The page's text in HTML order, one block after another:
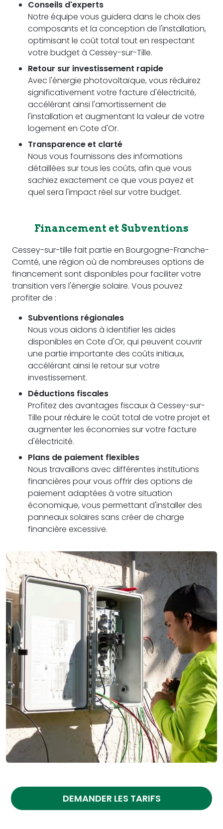
Conseils d'experts
Notre équipe vous guidera dans le choix des
composants et la conception de l'installation,
optimisant le coût total tout en respectant
votre budget à Cessey-sur-Tille.
Retour sur investissement rapide
Avec l'énergie photovoltaïque, vous réduirez
significativement votre facture d'électricité,
accélérant ainsi l'amortissement de
l'installation et augmentant la valeur de votre
logement en Cote d'Or.
Transparence et clarté
Nous vous fournissons des informations
détaillées sur tous les coûts, afin que vous
sachiez exactement ce que vous payez et
quel sera l'impact réel sur votre budget.
Financement et Subventions
Cessey-sur-tille fait partie en Bourgogne-Franche-
Comté, une région où de nombreuses options de
financement sont disponibles pour faciliter votre
transition vers l'énergie solaire. Vous pouvez
profiter de :
Subventions régionales
Nous vous aidons à identifier les aides
disponibles en Cote d'Or, qui peuvent couvrir
une partie importante des coûts initiaux,
accélérant ainsi le retour sur votre
investissement.
Déductions fiscales
Profitez des avantages fiscaux à Cessey-sur-
Tille pour réduire le coût total de votre projet et
augmenter les économies sur votre facture
d'électricité.
Plans de paiement flexibles
Nous travaillons avec différentes institutions
financières pour vous offrir des options de
paiement adaptées à votre situation
économique, vous permettant d'installer des
panneaux solaires sans créer de charge
financière excessive.
DEMANDER LES TARIFS